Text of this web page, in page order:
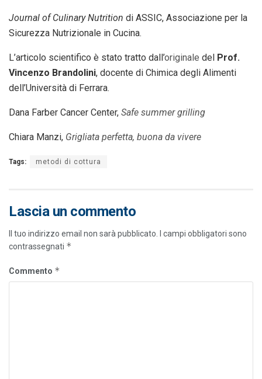
Journal of Culinary Nutrition di ASSIC, Associazione per la
Sicurezza Nutrizionale in Cucina.
L’articolo scientifico è stato tratto dall’originale del
Prof.
Vincenzo Brandolini, docente di Chimica degli Alimenti
dell’Università di Ferrara.
Dana Farber Cancer Center, Safe summer grilling
Chiara Manzi, Grigliata perfetta, buona da vivere
Tags: metodi di cottura
Lascia un commento
Il tuo indirizzo email non sarà pubblicato.
I campi obbligatori sono
contrassegnati *
Commento *